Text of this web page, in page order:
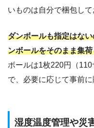
いものは自分で梱包して
ダンボールも指定はな
ンボールをそのまま集
ボールは1枚220円（
で、必要に応じて事前に
湿度温度管理や災